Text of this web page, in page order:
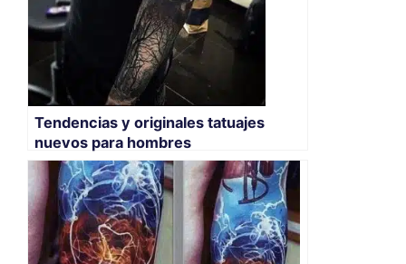
Tendencias y originales tatuajes
nuevos para hombres